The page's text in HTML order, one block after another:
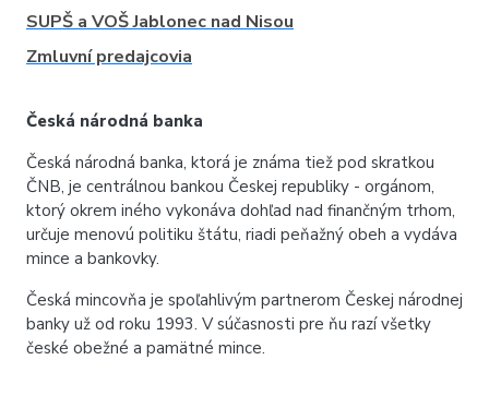
SUPŠ a VOŠ Jablonec nad Nisou
Zmluvní predajcovia
Česká národná banka
Česká národná banka, ktorá je známa tiež pod skratkou
ČNB, je centrálnou bankou Českej republiky - orgánom,
ktorý okrem iného vykonáva dohľad nad finančným trhom,
určuje menovú politiku štátu, riadi peňažný obeh a vydáva
mince a bankovky.
Česká mincovňa je spoľahlivým partnerom Českej národnej
banky už od roku 1993. V súčasnosti pre ňu razívšetky
české obežné a pamätné mince.